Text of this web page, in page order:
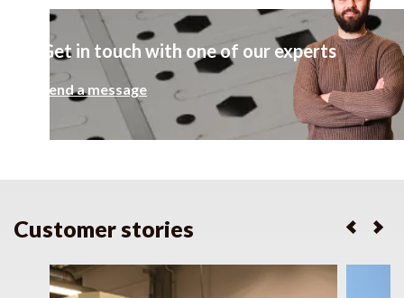
Get in touch with one of our experts
Send a message
Customer stories